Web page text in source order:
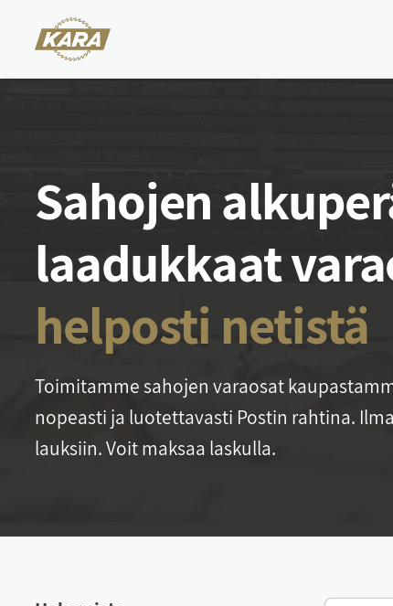
Sahojen
laadukkaat
helposti netistä
Toi­mi­tam­me sa­ho­jen va­rao­sat
no­peas­ti ja luo­tet­ta­vas­ti Pos­tin rah­ti­na.
lauk­siin. Voit mak­saa las­kul­la.